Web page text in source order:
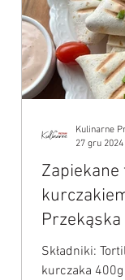
Składniki:
kurczaka
Kulinarne
27 gru 2024